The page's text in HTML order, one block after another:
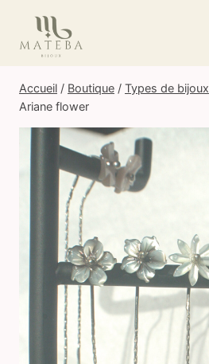
contenu
Accueil / Boutique / Types de bijoux
Ariane flower